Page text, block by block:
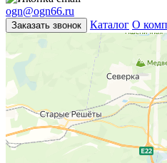
ogn@ogn66.ru
Заказать звонок Каталог О